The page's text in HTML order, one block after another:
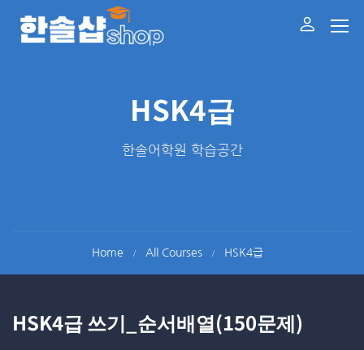
HSK4급
한솔어학원 학습공간
Home All Courses HSK4급
HSK4급 쓰기_순서배열(150문제)